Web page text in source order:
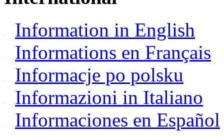
Information in English
Informations en Français
Informacje po polsku
Informazioni in Italiano
Informaciones en Español